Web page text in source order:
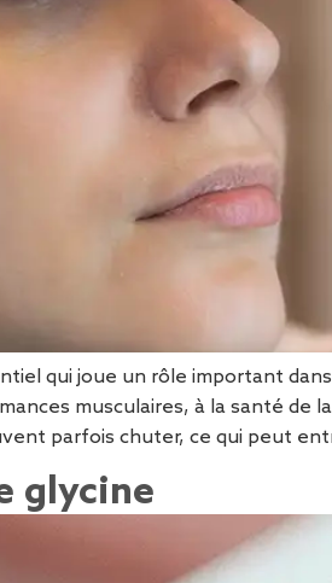
qui joue un rôle important
musculaires, à la santé de
parfois chuter, ce qui peut
glycine